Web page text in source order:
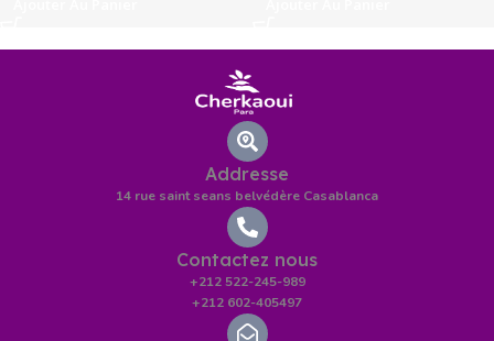
Addresse
14 rue saint seans belvédère Casablanca
Contactez nous
+212 522-245-989
+212 602-405497